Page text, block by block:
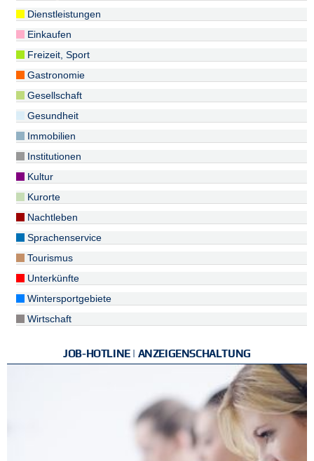
Dienstleistungen
Einkaufen
Freizeit, Sport
Gastronomie
Gesellschaft
Gesundheit
Immobilien
Institutionen
Kultur
Kurorte
Nachtleben
Sprachenservice
Tourismus
Unterkünfte
Wintersportgebiete
Wirtschaft
JOB-HOTLINE | ANZEIGENSCHALTUNG